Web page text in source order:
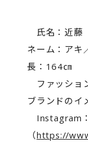
氏名：近藤
ネーム：アキ
長：164㎝
ファッショ
ブランドのイ
Instagram
（https://